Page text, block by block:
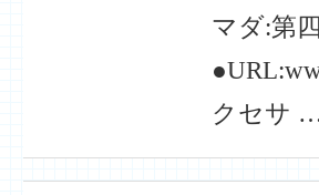
マダ:第
クセサ